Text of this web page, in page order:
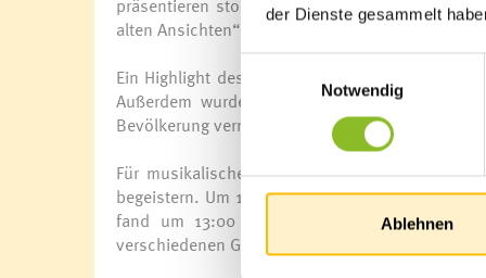
der Dienste gesammelt
Notwendig
Ablehnen
präsentieren stolz ihre Produkte. Der Stand der
alten Ansichten“, sondern auch Bücher mit Bezug
Ein Highlight des Marktes war die Live-
Außerdem wurde die neue App „CITIES“
Bevölkerung vernetzen und über aktuelle
Für musikalische Unterhaltung sorgten um
begeistern. Um 12:45 Uhr trat eine
fand um 13:00 Uhr statt und wurde von
verschiedenen Gemeindevertretern begleitet.